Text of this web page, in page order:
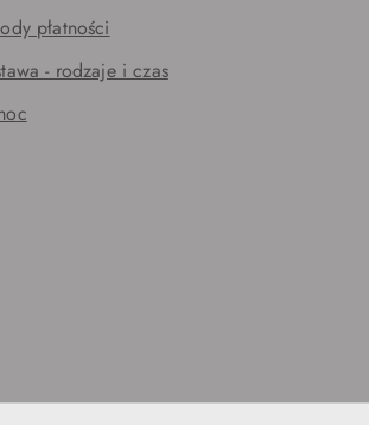
płatności
- rodzaje i czas